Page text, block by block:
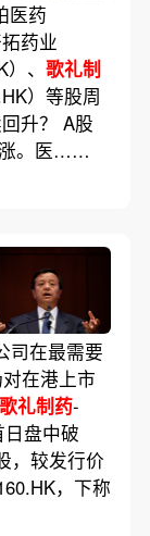
医药
药业
、 歌礼制
）等股周
升？ A股
涨。医……
司在最需要
在港上市
歌礼制药-
盘中破
，较发行价
，下称